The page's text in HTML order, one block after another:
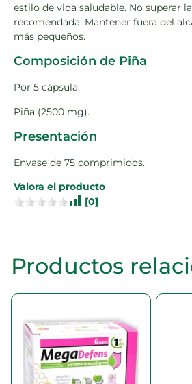
estilo de vida saludable. No superar
recomendada. Mantener fuera del
más pequeños.
Composición de Piña
Por 5 cápsula:
Piña (2500 mg).
Presentación
Envase de 75 comprimidos.
Valora el producto
[0]
Productos